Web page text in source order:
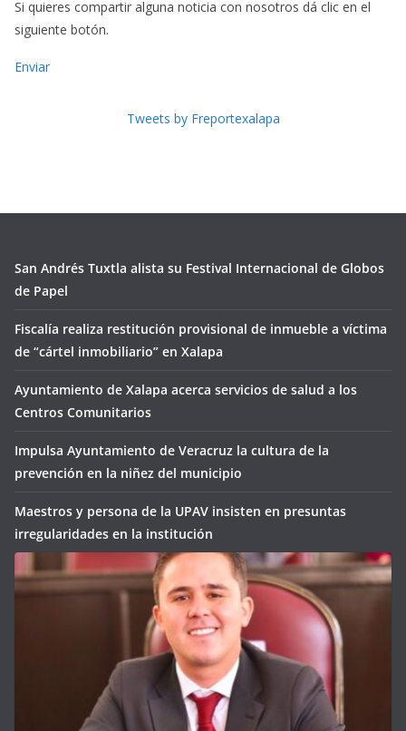
Si quieres compartir alguna noticia con nosotros dá clic en el
siguiente botón.
Enviar
Tweets by Freportexalapa
San Andrés Tuxtla alista su Festival Internacional de Globos
de Papel
Fiscalía realiza restitución provisional de inmueble a víctima
de “cártel inmobiliario” en Xalapa
Ayuntamiento de Xalapa acerca servicios de salud a los
Centros Comunitarios
Impulsa Ayuntamiento de Veracruz la cultura de la
prevención en la niñez del municipio
Maestros y persona de la UPAV insisten en presuntas
irregularidades en la institución